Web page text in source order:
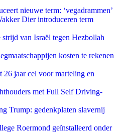
nieuwe term: ‘vegadrammen’
Dier introduceren term
van Israël tegen Hezbollah
kosten te rekenen
jaar cel voor marteling en
met Full Self Driving-
Trump: gedenkplaten slavernij
Roermond geïnstalleerd onder